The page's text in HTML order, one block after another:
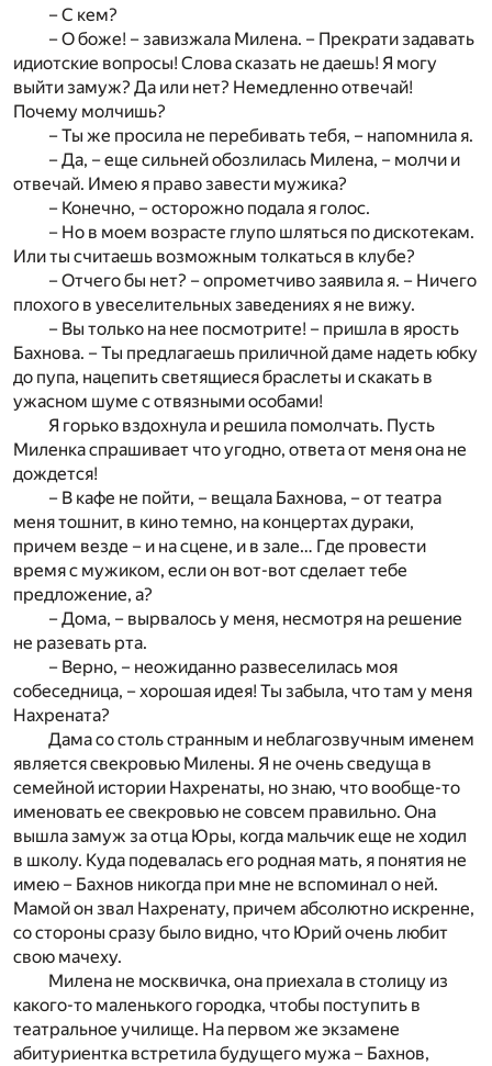
– С кем?
– О боже! – завизжала Милена. – Прекрати задавать
идиотские вопросы! Слова сказать не даешь! Я могу
выйти замуж? Да или нет? Немедленно отвечай!
Почему молчишь?
– Ты же просила не перебивать тебя, – напомнила я.
– Да, – еще сильней обозлилась Милена, – молчи и
отвечай. Имею я право завести мужика?
– Конечно, – осторожно подала я голос.
– Но в моем возрасте глупо шляться по дискотекам.
Или ты считаешь возможным толкаться в клубе?
– Отчего бы нет? – опрометчиво заявила я. – Ничего
плохого в увеселительных заведениях я не вижу.
– Вы только на нее посмотрите! – пришла в ярость
Бахнова. – Ты предлагаешь приличной даме надеть юбку
до пупа, нацепить светящиеся браслеты и скакать в
ужасном шуме с отвязными особами!
Я горько вздохнула и решила помолчать. Пусть
Миленка спрашивает что угодно, ответа от меня она не
дождется!
– В кафе не пойти, – вещала Бахнова, – от театра
меня тошнит, в кино темно, на концертах дураки,
причем везде – и на сцене, и в зале… Где провести
время с мужиком, если он вот-вот сделает тебе
предложение, а?
– Дома, – вырвалось у меня, несмотря на решение
не разевать рта.
– Верно, – неожиданно развеселилась моя
собеседница, – хорошая идея! Ты забыла, что там у меня
Нахрената?
Дама со столь странным и неблагозвучным именем
является свекровью Милены. Я не очень сведуща в
семейной истории Нахренаты, но знаю, что вообще-то
именовать ее свекровью не совсем правильно. Она
вышла замуж за отца Юры, когда мальчик еще не ходил
в школу. Куда подевалась его родная мать, я понятия не
имею – Бахнов никогда при мне не вспоминал о ней.
Мамой он звал Нахренату, причем абсолютно искренне,
со стороны сразу было видно, что Юрий очень любит
свою мачеху.
Милена не москвичка, она приехала в столицу из
какого-то маленького городка, чтобы поступить в
театральное училище. На первом же экзамене
абитуриентка встретила будущего мужа – Бахнов,